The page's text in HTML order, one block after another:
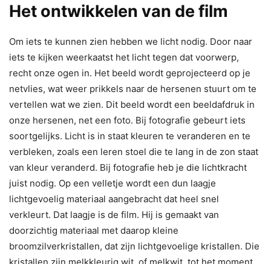
Het ontwikkelen van de film
Om iets te kunnen zien hebben we licht nodig. Door naar
iets te kijken weerkaatst het licht tegen dat voorwerp,
recht onze ogen in. Het beeld wordt geprojecteerd op je
netvlies, wat weer prikkels naar de hersenen stuurt om te
vertellen wat we zien. Dit beeld wordt een beeldafdruk in
onze hersenen, net een foto. Bij fotografie gebeurt iets
soortgelijks. Licht is in staat kleuren te veranderen en te
verbleken, zoals een leren stoel die te lang in de zon staat
van kleur veranderd. Bij fotografie heb je die lichtkracht
juist nodig. Op een velletje wordt een dun laagje
lichtgevoelig materiaal aangebracht dat heel snel
verkleurt. Dat laagje is de film. Hij is gemaakt van
doorzichtig materiaal met daarop kleine
broomzilverkristallen, dat zijn lichtgevoelige kristallen. Die
kristallen zijn melkkleurig wit, of melkwit, tot het moment